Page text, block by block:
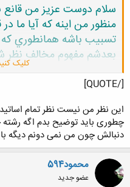
سلام دوست عزيز من
منظور من اينه كه آيا ما
تسبيب باشه همانطوري كه
بعدشم مفهوم مخالف نظر
دو طريق است معاونت به
البته يه نوع معاونت به
فكر نكنم منظور شما اين
ميشه در باره نظر
کلیک
[/QUOTE]
این نظر من نیست نظر تمام
چطوری باید توضیح بدم اگه
دنبالش چون من نمی دونم دیگه
محمود594
عضو جدید